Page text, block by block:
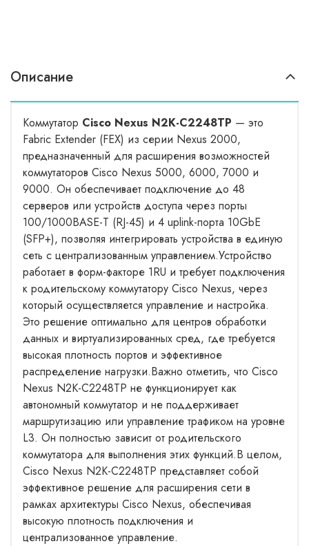
Описание
Коммутатор Cisco Nexus N2K-C2248TP — это
Fabric Extender (FEX) из серии Nexus 2000,
предназначенный для расширения возможностей
коммутаторов Cisco Nexus 5000, 6000, 7000 и
9000. Он обеспечивает подключение до 48
серверов или устройств доступа через порты
100/1000BASE-T (RJ-45) и 4 uplink-порта 10GbE
(SFP+), позволяя интегрировать устройства в единую
сеть с централизованным управлением.Устройство
работает в форм-факторе 1RU и требует подключения
к родительскому коммутатору Cisco Nexus, через
который осуществляется управление и настройка.
Это решение оптимально для центров обработки
данных и виртуализированных сред, где требуется
высокая плотность портов и эффективное
распределение нагрузки.Важно отметить, что Cisco
Nexus N2K-C2248TP не функционирует как
автономный коммутатор и не поддерживает
маршрутизацию или управление трафиком на уровне
L3. Он полностью зависит от родительского
коммутатора для выполнения этих функций.В целом,
Cisco Nexus N2K-C2248TP представляет собой
эффективное решение для расширения сети в
рамках архитектуры Cisco Nexus, обеспечивая
высокую плотность подключения и
централизованное управление.